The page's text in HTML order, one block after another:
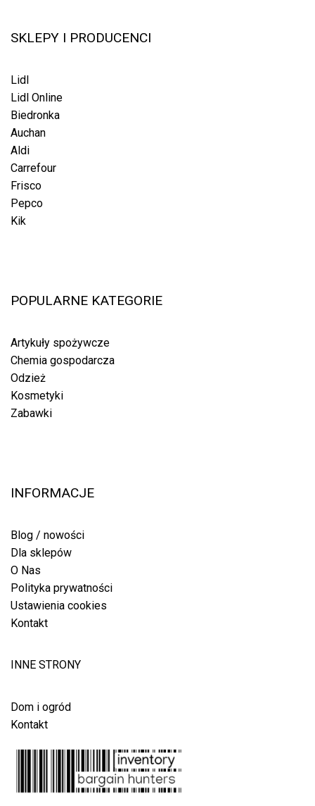
SKLEPY I PRODUCENCI
Lidl
Lidl Online
Biedronka
Auchan
Aldi
Carrefour
Frisco
Pepco
Kik
POPULARNE KATEGORIE
Artykuły spożywcze
Chemia gospodarcza
Odzież
Kosmetyki
Zabawki
INFORMACJE
Blog / nowości
Dla sklepów
O Nas
Polityka prywatności
Ustawienia cookies
Kontakt
INNE STRONY
Dom i ogród
Kontakt